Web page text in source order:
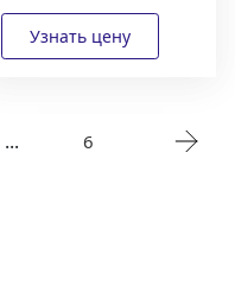
... 6